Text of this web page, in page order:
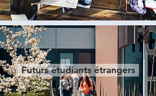
Futurs étudiants étrangers